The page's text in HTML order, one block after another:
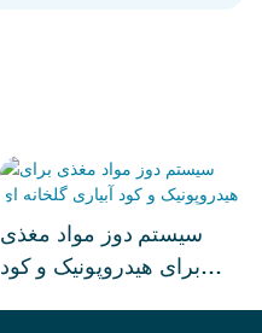
سیستم دوز مواد مغذی
برای هیدروپونیک و کود